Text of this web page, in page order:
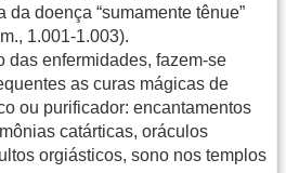
da doença “sumamente tênue”
1.001-1.003).
das enfermidades, fazem-se
as curas mágicas de
ou purificador: encantamentos
catárticas, oráculos
orgiásticos, sono nos templos